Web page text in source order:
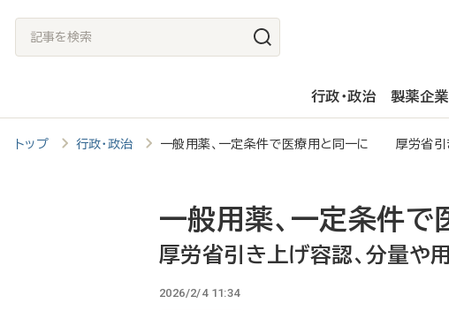
記
事
検
索
行政・政治 製薬企業
トップ 行政・政治 一般用薬、一定条件で医療用と同一に 厚労省引
一般用薬、一定条件で
厚労省引き上げ容認、分量や
2026/2/4 11:34